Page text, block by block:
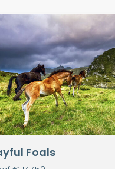
Foals